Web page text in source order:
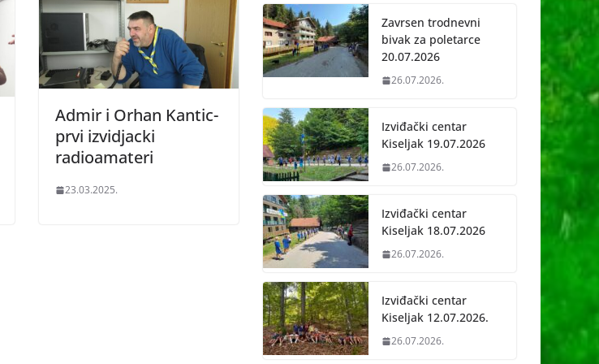
Admir i Orhan Kantic-
prvi izvidjacki
radioamateri
23.03.2025.
Zavrsen trodnevni
bivak za poletarce
20.07.2026
26.07.2026.
Izviđački centar
Kiseljak 19.07.2026
26.07.2026.
Izviđački centar
Kiseljak 18.07.2026
26.07.2026.
Izviđački centar
Kiseljak 12.07.2026.
26.07.2026.